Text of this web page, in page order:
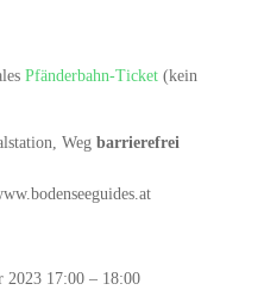
Pfänderbahn-Ticket (kein
Weg barrierefrei
2023 17:00 – 18:00